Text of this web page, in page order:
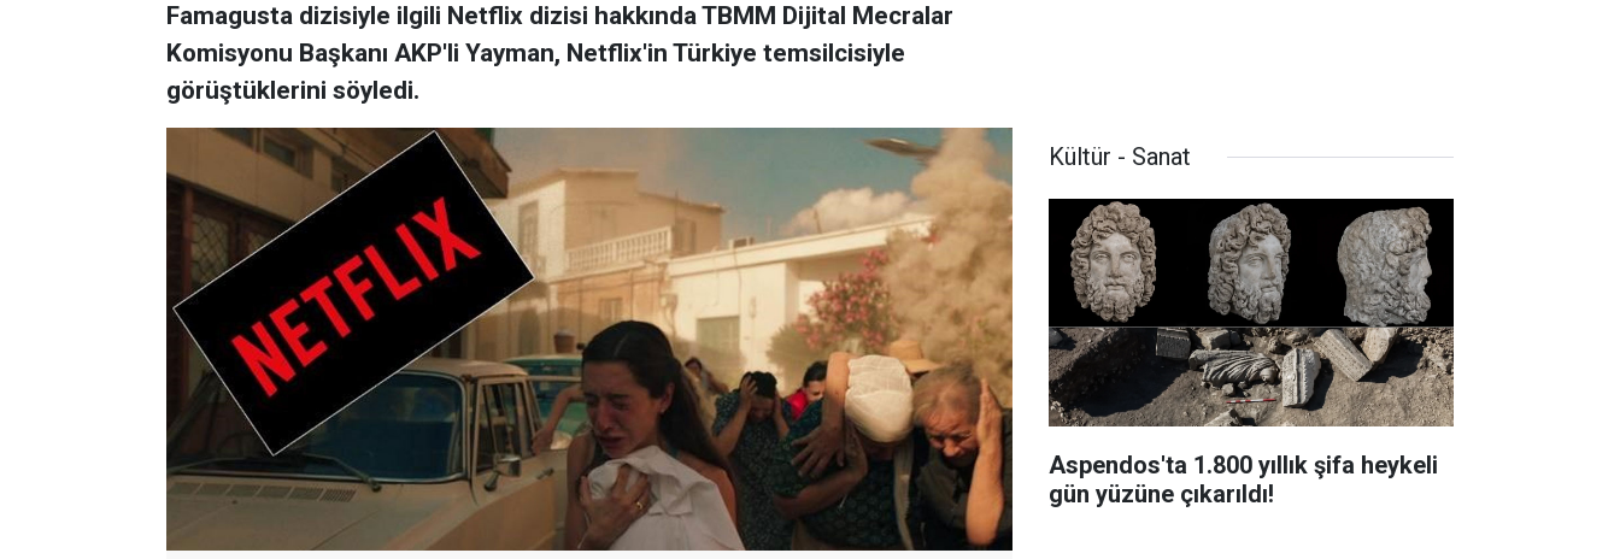
Famagusta dizisiyle ilgili Netflix dizisi hakkında TBMM Dijital Mecralar
Komisyonu Başkanı AKP'li Yayman, Netflix'in Türkiye temsilcisiyle
görüştüklerini söyledi.
Kültür - Sanat
Aspendos'ta 1.800 yıllık şifa heykeli
gün yüzüne çıkarıldı!